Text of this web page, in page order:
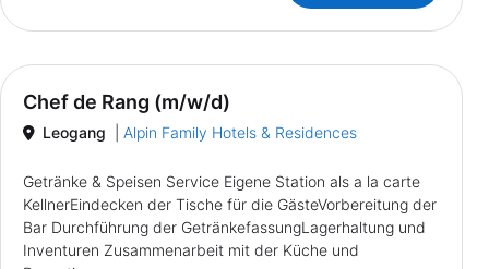
Chef de Rang (m/w/d)
Leogang Alpin Family Hotels & Residences
Getränke & Speisen Service Eigene Station als a la carte
KellnerEindecken der Tische für die GästeVorbereitung der
Bar Durchführung der GetränkefassungLagerhaltung und
Inventuren Zusammenarbeit mit der Küche und